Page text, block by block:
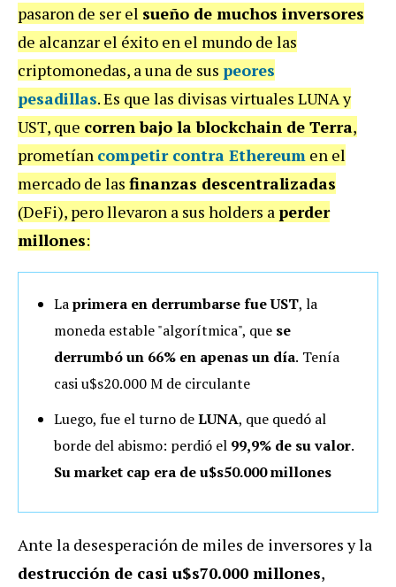
pasaron de ser el sueño de muchos inversores
de alcanzar el éxito en el mundo de las
criptomonedas, a una de sus peores
pesadillas. Es que las divisas virtuales LUNA y
UST, que corren bajo la blockchain de Terra,
prometían competir contra Ethereum en el
mercado de las finanzas descentralizadas
(DeFi), pero llevaron a sus holders aperder
millones:
Laprimera en derrumbarse fue UST, la
moneda estable "algorítmica", que se
derrumbó un 66% en apenas un día. Tenía
casi u$s20.000 M de circulante
Luego, fue el turno deLUNA, que quedó al
borde del abismo: perdió el 99,9% de su valor.
Su market cap era de u$s50.000 millones
Ante la desesperación de miles de inversores y la
destrucción de casi u$s70.000 millones,